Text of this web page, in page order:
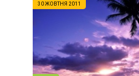
30 ЖОВТНЯ 2011